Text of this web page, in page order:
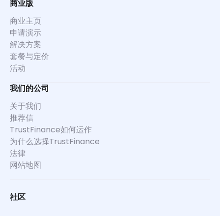
商业版
商业主页
申请演示
解决方案
套餐与定价
活动
我们的公司
关于我们
推荐信
TrustFinance如何运作
为什么选择TrustFinance
法律
网站地图
社区